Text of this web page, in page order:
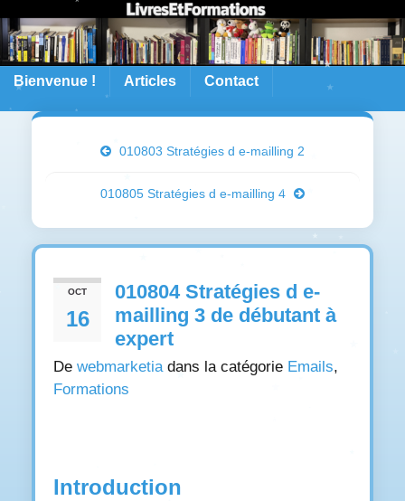
Bienvenue ! Articles Contact
010803 Stratégies d e-mailling 2
010805 Stratégies d e-mailling 4
OCT
16
010804 Stratégies d e-
mailling 3 de débutant à
expert
De webmarketiadans la catégorie Emails,
Formations
Introduction